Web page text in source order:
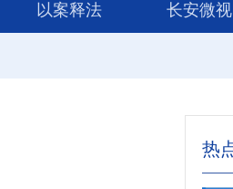
以案释法 长安微视
热